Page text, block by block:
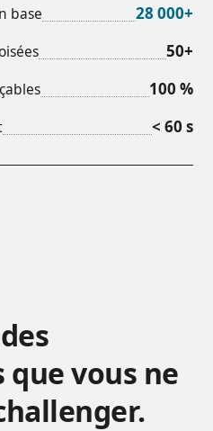
base 28 000+
50+
100 %
< 60 s
vous ne